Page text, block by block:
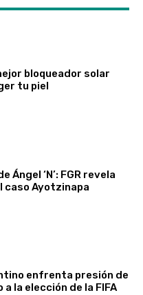
bloqueador solar
tu piel
Ángel ‘N’: FGR revela
caso Ayotzinapa
enfrenta presión de
a la elección de la FIFA